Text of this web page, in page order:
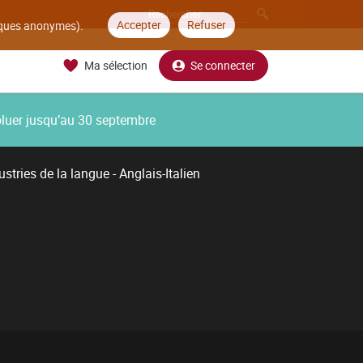
anonymes). Accepter Refuser
Ma sélection Se connecter
jusqu’au 30 septembre
de la langue - Anglais-Italien